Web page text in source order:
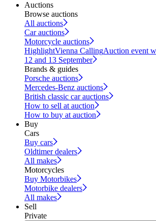
Auctions
Browse auctions
All auctions
Car auctions
Motorcycle auctions
HighlightVienna CallingAuction event
12 and 13 September
Brands & guides
Porsche auctions
Mercedes-Benz auctions
British classic car auctions
How to sell at auction
How to buy at auction
Buy
Cars
Buy cars
Oldtimer dealers
All makes
Motorcycles
Buy Motorbikes
Motorbike dealers
All makes
Sell
Private